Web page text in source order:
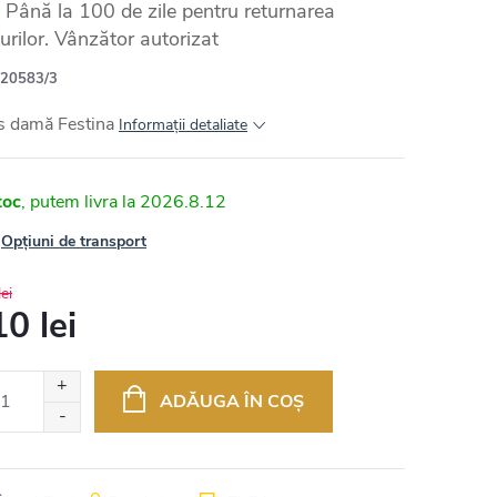
Până la 100 de zile pentru returnarea
Vânzător autorizat
20583/3
damă Festina Informaţii detaliate
2026.8.12
Opțiuni de transport
lei
ADĂUGA ÎN COŞ